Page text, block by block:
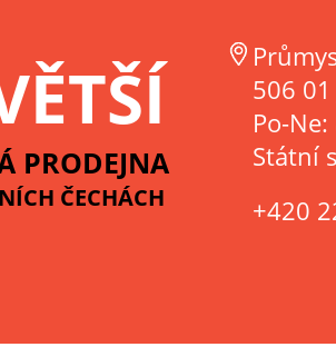
PRODEJNA
ČECHÁCH
506 01
Po-
Státní
+420